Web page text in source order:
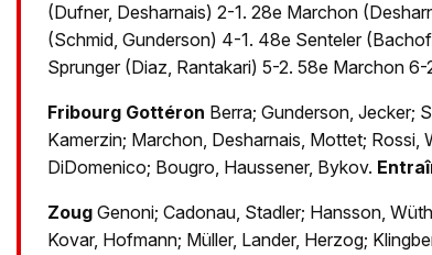
(Dufner, Desharnais) 2-1. 28e Marchon
(Schmid, Gunderson) 4-1. 48e Senteler
Sprunger (Diaz, Rantakari) 5-2. 58e Marchon
Fribourg Gottéron Berra; Gunderson, Jecker;
Kamerzin; Marchon, Desharnais, Mottet; Rossi,
DiDomenico; Bougro, Haussener, Bykov.
Zoug Genoni; Cadonau, Stadler; Hansson,
Kovar, Hofmann; Müller, Lander, Herzog;